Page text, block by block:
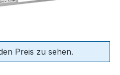
Preis zu sehen.